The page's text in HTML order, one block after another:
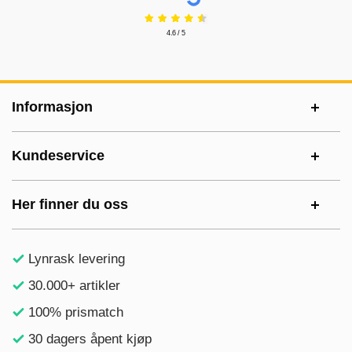
4.6 / 5
Informasjon
Kundeservice
Her finner du oss
Lynrask levering
30.000+ artikler
100% prismatch
30 dagers åpent kjøp